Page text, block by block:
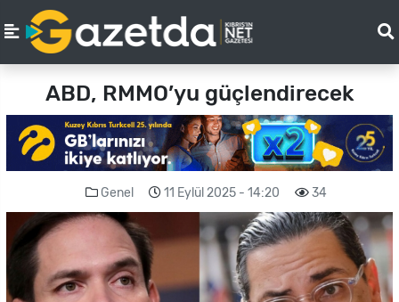
ABD, RMMO’yu güçlendirecek
Genel 11 Eylül 2025 - 14:20 34